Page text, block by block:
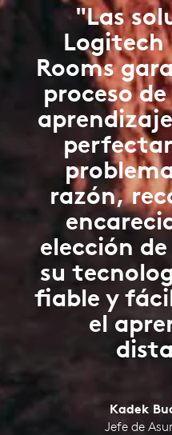
"Las
Logitech
Rooms
proceso
razón,
elección
su
fiable y
el
Kadek
Jefe de